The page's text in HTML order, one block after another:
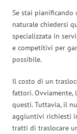
Se stai pianificando
naturale chiedersi
specializzata in
e competitivi per
possibile.
Il costo di un
fattori. Ovviamente,
questi. Tuttavia, il
aggiuntivi richiesti
tratti di traslocare